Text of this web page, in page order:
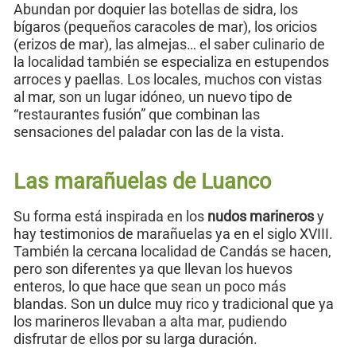
Abundan por doquier las botellas de sidra, los
bígaros (pequeños caracoles de mar), los oricios
(erizos de mar), las almejas… el saber culinario de
la localidad también se especializa en estupendos
arroces y paellas. Los locales, muchos con vistas
al mar, son un lugar idóneo, un nuevo tipo de
“restaurantes fusión” que combinan las
sensaciones del paladar con las de la vista.
Las marañuelas de Luanco
Su forma está inspirada en los nudos marinerosy
hay testimonios de marañuelas ya en el siglo XVIII.
También la cercana localidad de Candás se hacen,
pero son diferentes ya que llevan los huevos
enteros, lo que hace que sean un poco más
blandas. Son un dulce muy rico y tradicional que ya
los marineros llevaban a alta mar, pudiendo
disfrutar de ellos por su larga duración.